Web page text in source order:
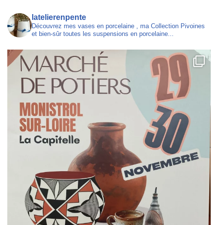
latelierenpente
Découvrez mes vases en porcelaine , ma Collection Pivoines
et bien-sûr toutes les suspensions en porcelaine...